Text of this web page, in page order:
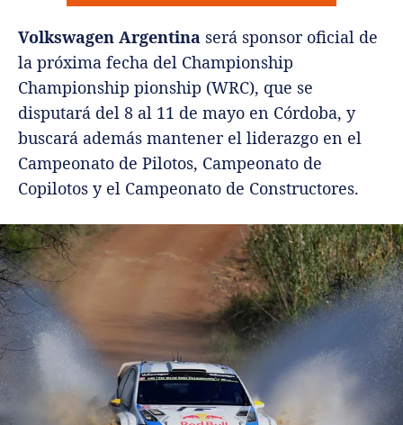
Volkswagen Argentina será sponsor oficial de
la próxima fecha del Championship
Championship pionship (WRC), que se
disputará del 8 al 11 de mayo en Córdoba, y
buscará además mantener el liderazgo en el
Campeonato de Pilotos, Campeonato de
Copilotos y el Campeonato de Constructores.